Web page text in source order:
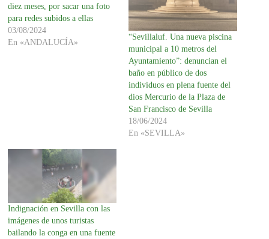
diez meses, por sacar una foto
para redes subidos a ellas
03/08/2024
En «ANDALUCÍA»
“Sevillaluf. Una nueva piscina
municipal a 10 metros del
Ayuntamiento”: denuncian el
baño en público de dos
individuos en plena fuente del
dios Mercurio de la Plaza de
San Francisco de Sevilla
18/06/2024
En «SEVILLA»
Indignación en Sevilla con las
imágenes de unos turistas
bailando la conga en una fuente